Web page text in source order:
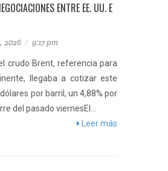
ENTRE EE. UU. E
2026 / 9:17 pm
crudo Brent, referencia para
llegaba a cotizar este
por barril, un 4,88% por
del pasado viernesEl...
Leer más